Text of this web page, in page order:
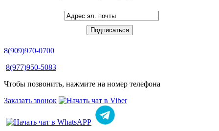
8(909)970-0700
8(977)950-5083
Чтобы позвонить, нажмите на номер телефона
Заказать звонок